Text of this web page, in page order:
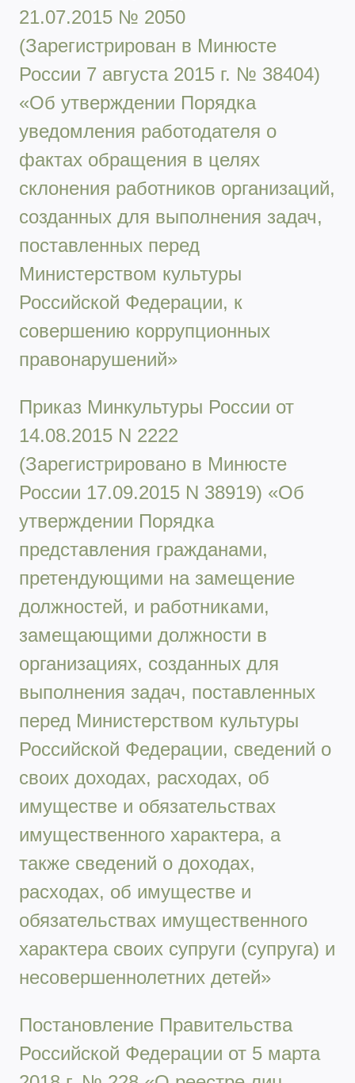
21.07.2015 № 2050
(Зарегистрирован в Минюсте
России 7 августа 2015 г. № 38404)
«Об утверждении Порядка
уведомления работодателя о
фактах обращения в целях
склонения работников организаций,
созданных для выполнения задач,
поставленных перед
Министерством культуры
Российской Федерации, к
совершению коррупционных
правонарушений»
Приказ Минкультуры России от
14.08.2015 N 2222
(Зарегистрировано в Минюсте
России 17.09.2015 N 38919) «Об
утверждении Порядка
представления гражданами,
претендующими на замещение
должностей, и работниками,
замещающими должности в
организациях, созданных для
выполнения задач, поставленных
перед Министерством культуры
Российской Федерации, сведений о
своих доходах, расходах, об
имуществе и обязательствах
имущественного характера, а
также сведений о доходах,
расходах, об имуществе и
обязательствах имущественного
характера своих супруги (супруга) и
несовершеннолетних детей»
Постановление Правительства
Российской Федерации от 5 марта